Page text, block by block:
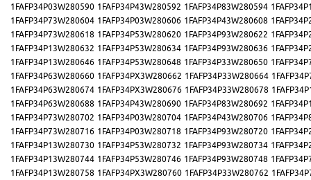
1FAFP34P03W280590 1FAFP34P43W280592 1FAFP34P83W280594
1FAFP34P73W280604 1FAFP34P03W280606 1FAFP34P43W280608
1FAFP34P73W280618 1FAFP34P53W280620 1FAFP34P93W280622
1FAFP34P13W280632 1FAFP34P53W280634 1FAFP34P93W280636
1FAFP34P13W280646 1FAFP34P53W280648 1FAFP34P33W280650
1FAFP34P63W280660 1FAFP34PX3W280662 1FAFP34P33W280664
1FAFP34P63W280674 1FAFP34PX3W280676 1FAFP34P33W280678
1FAFP34P63W280688 1FAFP34P43W280690 1FAFP34P83W280692
1FAFP34P73W280702 1FAFP34P03W280704 1FAFP34P43W280706
1FAFP34P73W280716 1FAFP34P03W280718 1FAFP34P93W280720
1FAFP34P13W280730 1FAFP34P53W280732 1FAFP34P93W280734
1FAFP34P13W280744 1FAFP34P53W280746 1FAFP34P93W280748
1FAFP34P13W280758 1FAFP34PX3W280760 1FAFP34P33W280762